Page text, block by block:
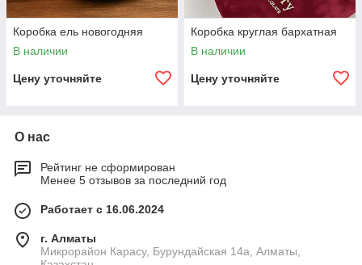
Коробка ель новогодняя
В наличии
Цену уточняйте
Коробка круглая бархатная
В наличии
Цену уточняйте
О нас
Рейтинг не сформирован
Менее 5 отзывов за последний год
Работает с 16.06.2024
г. Алматы
Микрорайон Карасу, Бурундайская 14а, Алматы,